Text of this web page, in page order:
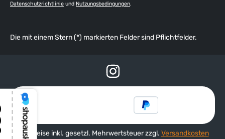
Datenschutzrichtlinie und Nutzungsbedingungen.
Die mit einem Stern (*) markierten Felder sind Pflichtfelder.
Alle Preise inkl. gesetzl. Mehrwertsteuer zzgl. Versandkosten